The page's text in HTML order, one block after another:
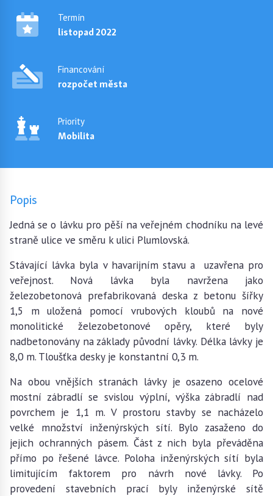
Termín
listopad 2022
Financování
rozpočet města
Priority
Mobilita
Popis
Jedná se o lávku pro pěší na veřejném chodníku na levé
straně ulice ve směru k ulici Plumlovská.
Stávající lávka byla v havarijním stavu a uzavřena pro
veřejnost. Nová lávka byla navržena jako
železobetonová prefabrikovaná deska z betonu šířky
1,5 m uložená pomocí vrubových kloubů na nové
monolitické železobetonové opěry, které byly
nadbetonovány na základy původní lávky. Délka lávky je
8,0 m. Tloušťka desky je konstantní 0,3 m.
Na obou vnějších stranách lávky je osazeno ocelové
mostní zábradlí se svislou výplní, výška zábradlí nad
povrchem je 1,1 m. V prostoru stavby se nacházelo
velké množství inženýrských sítí. Bylo zasaženo do
jejich ochranných pásem. Část z nich byla převáděna
přímo po řešené lávce. Poloha inženýrských sítí byla
limitujícím faktorem pro návrh nové lávky. Po
provedení stavebních prací byly inženýrské sítě